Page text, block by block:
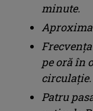
minute.
pe oră în
circulație.
Patru